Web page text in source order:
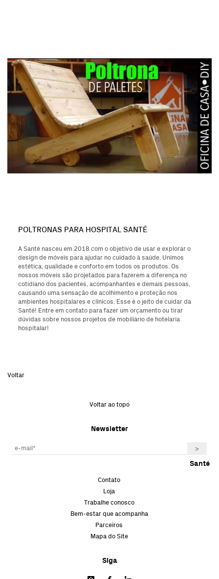
POLTRONAS PARA HOSPITAL SANTÉ
A Santé nasceu em 2018 com o objetivo de usar e explorar o
design de móveis para ajudar no cuidado à saúde. Unimos
estética, qualidade e conforto em todos os produtos. Os
nossos móveis são projetados para fazerem a diferença no
cotidiano dos pacientes, acompanhantes e demais pessoas,
causando uma sensação de acolhimento e proteção nos
ambientes hospitalares e clínicos. Esse é o jeito de cuidar da
Santé! Entre em contato para fazer um orçamento ou tirar
dúvidas sobre nossos projetos de mobiliário de hotelaria
hospitalar!
Voltar
Voltar ao topo
Newsletter
Santé
Contato
Loja
Trabalhe conosco
Bem-estar que acompanha
Parceiros
Mapa do Site
Siga